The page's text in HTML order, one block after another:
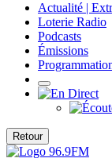
Actualité |
Loterie Radio
Podcasts
Émissions
Retour